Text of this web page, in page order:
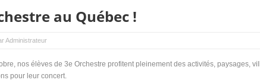
au Québec !
Administrateur
nos élèves de 3e Orchestre profitent pleinement des activités, paysages,
pour leur concert.